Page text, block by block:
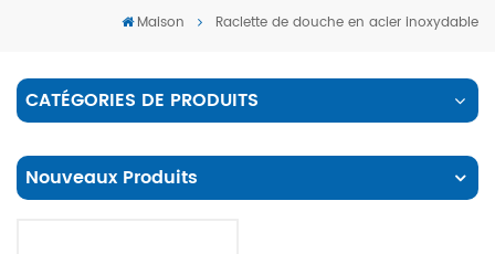
Maison Raclette de douche en acier inoxydable
CATÉGORIES DE PRODUITS
Nouveaux Produits